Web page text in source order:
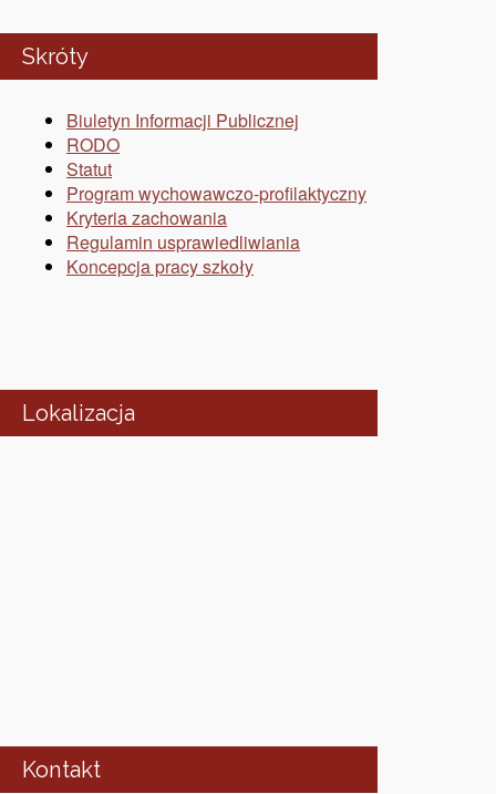
Skróty
Biuletyn Informacji Publicznej
RODO
Statut
Program wychowawczo-profilaktyczny
Kryteria zachowania
Regulamin usprawiedliwiania
Koncepcja pracy szkoły
Lokalizacja
Kontakt